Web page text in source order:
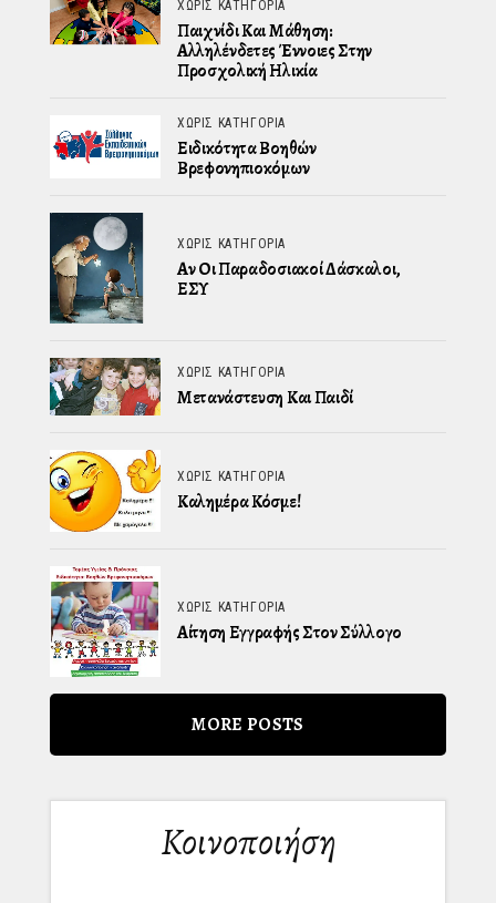
ΧΩΡΊΣ ΚΑΤΗΓΟΡΊΑ
Παιχνίδι Και Μάθηση:
Αλληλένδετες Έννοιες Στην
Προσχολική Ηλικία
ΧΩΡΊΣ ΚΑΤΗΓΟΡΊΑ
Ειδικότητα Βοηθών
Βρεφονηπιοκόμων
ΧΩΡΊΣ ΚΑΤΗΓΟΡΊΑ
Αν Οι Παραδοσιακοί Δάσκαλοι,
ΕΣΥ
ΧΩΡΊΣ ΚΑΤΗΓΟΡΊΑ
Μετανάστευση Και Παιδί
ΧΩΡΊΣ ΚΑΤΗΓΟΡΊΑ
Καλημέρα Κόσμε!
ΧΩΡΊΣ ΚΑΤΗΓΟΡΊΑ
Αίτηση Εγγραφής Στον Σύλλογο
MORE POSTS
Κοινοποιήση